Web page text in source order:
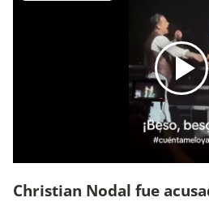
Christian Nodal fue